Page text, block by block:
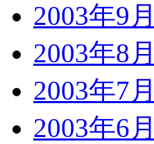
2003年9月
2003年8月
2003年7月
2003年6月